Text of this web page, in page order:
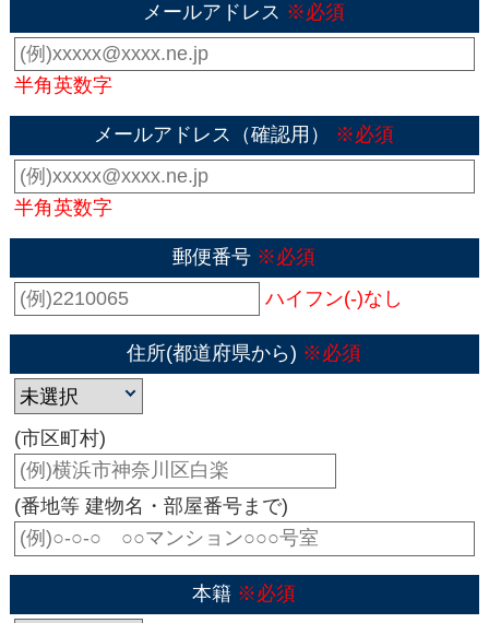
メールアドレス ※必須
半角英数字
メールアドレス（確認用） ※必須
半角英数字
郵便番号 ※必須
ハイフン(-)なし
住所(都道府県から) ※必須
(市区町村)
(番地等 建物名・部屋番号まで)
本籍 ※必須